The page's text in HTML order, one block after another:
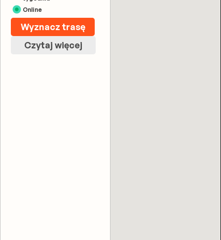
Online
Wyznacz trasę
Czytaj więcej